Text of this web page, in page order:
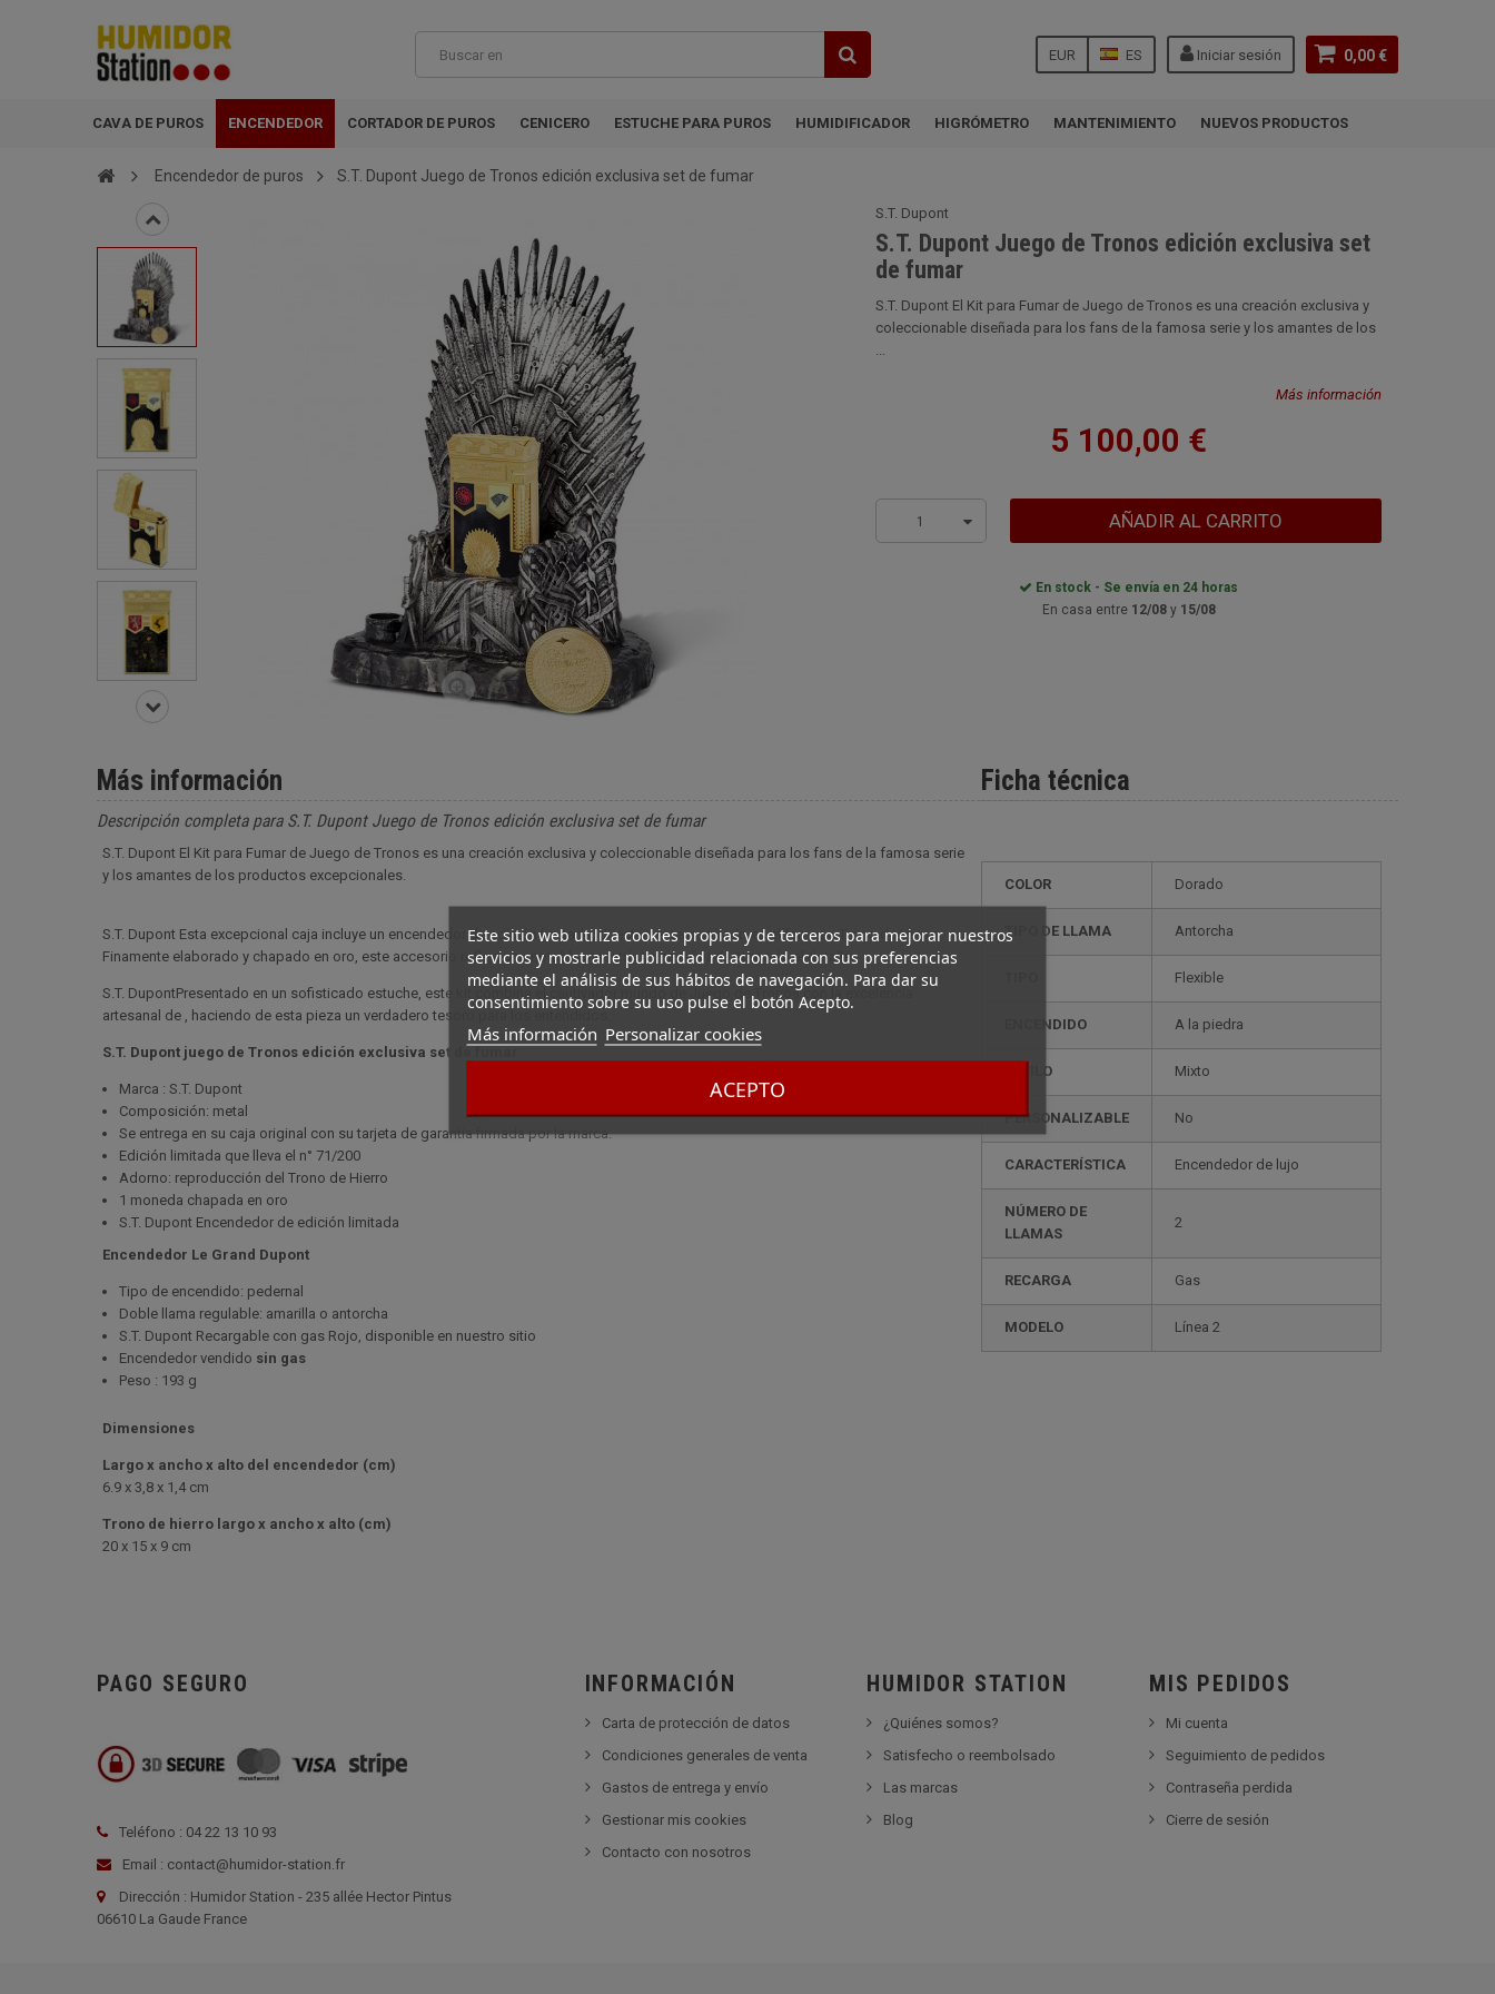
0,00 €
Iniciar sesión
ES
EUR
CAVA DE PUROS ENCENDEDOR CORTADOR DE PUROS CENICERO ESTUCHE PARA PUROS HUMIDIFICADOR HIGRÓMETRO MANTENIMIENTO NUEVOS PRODUCTOS
Este sitio web utiliza cookies propias y de terceros para mejorar nuestros
servicios y mostrarle publicidad relacionada con sus preferencias
mediante el análisis de sus hábitos de navegación. Para dar su
consentimiento sobre su uso pulse el botón Acepto.
Más información Personalizar cookies
ACEPTO
Encendedor de puros S.T. Dupont Juego de Tronos edición exclusiva set de fumar
S.T. Dupont
S.T. Dupont Juego de Tronos edición exclusiva set
de fumar
S.T. Dupont El Kit para Fumar de Juego de Tronos es una creación exclusiva y
coleccionable diseñada para los fans de la famosa serie y los amantes de los
...
Más información
5 100,00 €
1 AÑADIR AL CARRITO
En stock - Se envía en 24 horas
En casa entre 12/08y 15/08
Ficha técnica
COLOR Dorado
TIPO DE LLAMA Antorcha
flexible
ENCENDIDO A la piedra
ESTILO mixto
PERSONALIZABLE no
CARACTERÍSTICA encendedor de lujo
NÚMERO DE
LLAMAS
2
RECARGA gas
MODELO línea 2
Más información
Descripción completa para S.T. Dupont Juego de Tronos edición exclusiva set de fumar
S.T. Dupont El Kit para Fumar de Juego de Tronos es una creación exclusiva y coleccionable diseñada para los fans de la famosa serie
y los amantes de los productos excepcionales.
S.T. Dupont Esta excepcional caja incluye un encendedor de edición limitada, directamente inspirado en el famoso Trono de Hierro.
Finamente elaborado y chapado en oro, este accesorio refleja una notable maestría y una refinada atención al detalle.
S.T. DupontPresentado en un sofisticado estuche, este kit combina el cautivador mundo de Juego de Tronos con la excelencia
artesanal de , haciendo de esta pieza un verdadero tesoro para los entendidos.
S.T. Dupont juego de Tronos edición exclusiva set de fumar
Marca : S.T. Dupont
Composición: metal
Se entrega en su caja original con su tarjeta de garantía firmada por la marca.
Edición limitada que lleva el n° 71/200
Adorno: reproducción del Trono de Hierro
1 moneda chapada en oro
S.T. Dupont Encendedor de edición limitada
Encendedor Le Grand Dupont
Tipo de encendido: pedernal
Doble llama regulable: amarilla o antorcha
S.T. Dupont Recargable con gas Rojo, disponible en nuestro sitio
Encendedor vendido sin gas
Peso : 193 g
Dimensiones
Largo x ancho x alto del encendedor (cm)
6.9 x 3,8 x 1,4 cm
Trono de hierro largo x ancho x alto (cm)
20 x 15 x 9 cm
PAGO SEGURO
Teléfono : 04 22 13 10 93
Email : contact@humidor-station.fr
Dirección : Humidor Station - 235 allée Hector Pintus
06610 La Gaude France
INFORMACIÓN
Carta de protección de datos
Condiciones generales de venta
Gastos de entrega y envío
Gestionar mis cookies
Contacto con nosotros
HUMIDOR STATION
¿Quiénes somos?
Satisfecho o reembolsado
Las marcas
Blog
MIS PEDIDOS
Mi cuenta
Seguimiento de pedidos
Contraseña perdida
Cierre de sesión